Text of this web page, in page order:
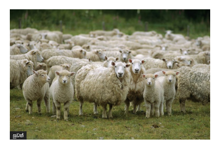
පුවත්